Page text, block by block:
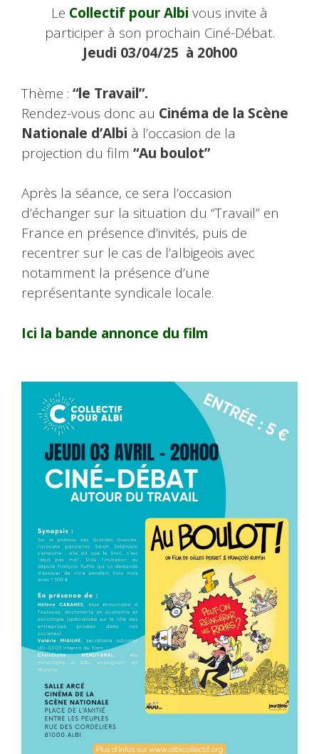
Le Collectif pour Albi vous invite à
participer à son prochain Ciné-Débat.
Jeudi 03/04/25 à 20h00
Thème : “le Travail”.
Rendez-vous donc au Cinéma de la Scène
Nationale d’Albi à l’occasion de la
projection du film “Au boulot”
Après la séance, ce sera l’occasion
d’échanger sur la situation du “Travail” en
France en présence d’invités, puis de
recentrer sur le cas de l’albigeois avec
notamment la présence d’une
représentante syndicale locale.
Ici la bande annonce du film